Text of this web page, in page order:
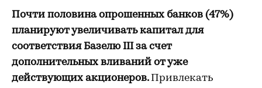
Почти половина опрошенных банков (47%)
планируют увеличивать капитал для
соответствия Базелю III за счет
дополнительных вливаний от уже
действующих акционеров. Привлекать